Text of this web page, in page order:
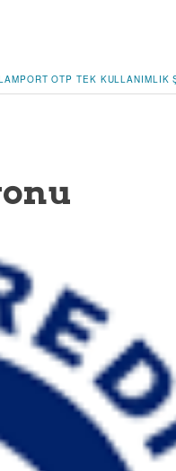
OTP TEK KULLANIMLIK